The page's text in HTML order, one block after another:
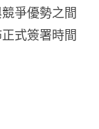
爭優勢之間
式簽署時間